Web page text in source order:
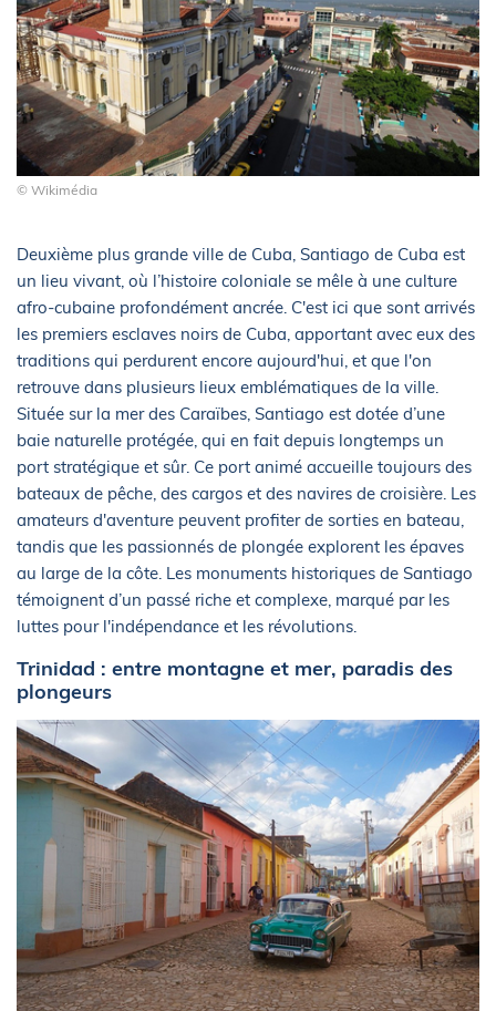
© Wikimédia
Deuxième plus grande ville de Cuba, Santiago de Cuba est
un lieu vivant, où l’histoire coloniale se mêle à une culture
afro-cubaine profondément ancrée. C'est ici que sont arrivés
les premiers esclaves noirs de Cuba, apportant avec eux des
traditions qui perdurent encore aujourd'hui, et que l'on
retrouve dans plusieurs lieux emblématiques de la ville.
Située sur la mer des Caraïbes, Santiago est dotée d’une
baie naturelle protégée, qui en fait depuis longtemps un
port stratégique et sûr. Ce port animé accueille toujours des
bateaux de pêche, des cargos et des navires de croisière. Les
amateurs d'aventure peuvent profiter de sorties en bateau,
tandis que les passionnés de plongée explorent les épaves
au large de la côte. Les monuments historiques de Santiago
témoignent d’un passé riche et complexe, marqué par les
luttes pour l'indépendance et les révolutions.
Trinidad : entre montagne et mer, paradis des
plongeurs